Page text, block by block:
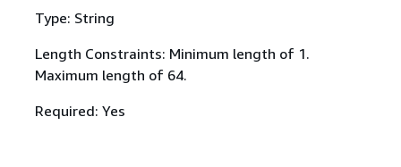
Type: String
Length Constraints: Minimum length of 1.
Maximum length of 64.
Required: Yes